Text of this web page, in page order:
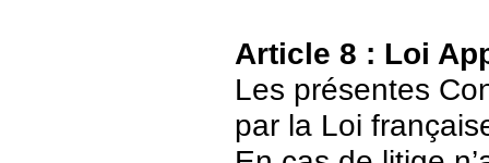
Article 8 : Loi
Les présentes
par la Loi